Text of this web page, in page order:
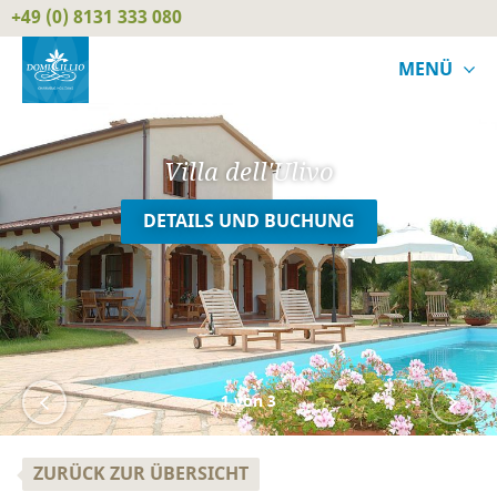
+49 (0) 8131 333 080
MENÜ
Villa dell'Ulivo
DETAILS UND BUCHUNG
1von 3
ZURÜCK ZUR ÜBERSICHT